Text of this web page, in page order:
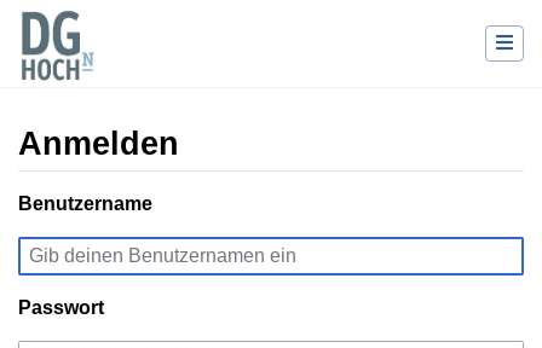
Anmelden
Wechseln zu:Navigation
Benutzername
Passwort